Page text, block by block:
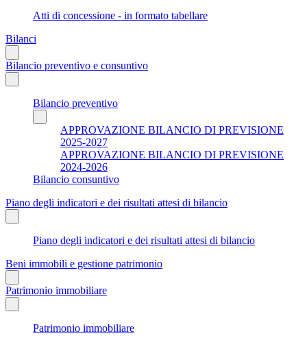
Atti di concessione - in formato tabellare
Bilanci
Bilancio preventivo e consuntivo
Bilancio preventivo
APPROVAZIONE BILANCIO DI PREVISIONE
2025-2027
APPROVAZIONE BILANCIO DI PREVISIONE
2024-2026
Bilancio consuntivo
Piano degli indicatori e dei risultati attesi di bilancio
Piano degli indicatori e dei risultati attesi di bilancio
Beni immobili e gestione patrimonio
Patrimonio immobiliare
Patrimonio immobiliare